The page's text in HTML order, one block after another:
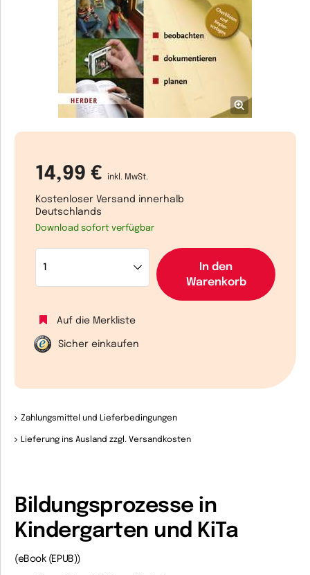
14,99 € inkl. MwSt.
Kostenloser Versand innerhalb
Deutschlands
Download sofort verfügbar
In den
Warenkorb
Auf die Merkliste
Sicher einkaufen
Zahlungsmittel und Lieferbedingungen
Lieferung ins Ausland zzgl. Versandkosten
Bildungsprozesse in
Kindergarten und KiTa
(eBook (EPUB))